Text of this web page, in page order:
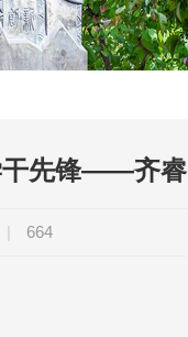
干先锋——齐睿
| 664